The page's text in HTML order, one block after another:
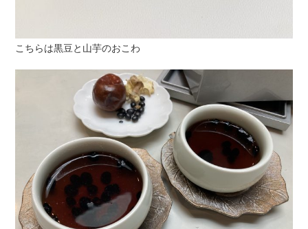
こちらは黒豆と山芋のおこわ